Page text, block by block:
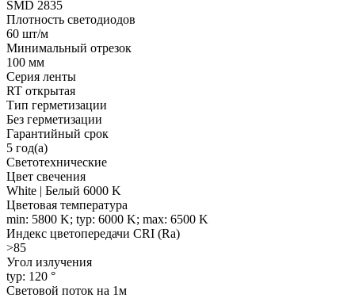
SMD 2835
Плотность светодиодов
60 шт/м
Минимальный отрезок
100 мм
Серия ленты
RT открытая
Тип герметизации
Без герметизации
Гарантийный срок
5 год(а)
Светотехнические
Цвет свечения
White | Белый 6000 K
Цветовая температура
min: 5800 K; typ: 6000 K; max: 6500 K
Индекс цветопередачи CRI (Ra)
>85
Угол излучения
typ: 120 °
Световой поток на 1м